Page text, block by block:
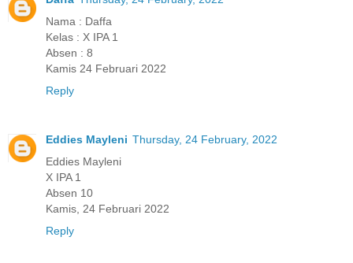
Nama : Daffa
Kelas : X IPA 1
Absen : 8
Kamis 24 Februari 2022
Reply
Eddies Mayleni Thursday, 24 February, 2022
Eddies Mayleni
X IPA 1
Absen 10
Kamis, 24 Februari 2022
Reply